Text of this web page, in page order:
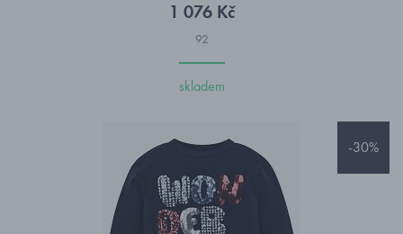
1 076 Kč
92
skladem
-30%